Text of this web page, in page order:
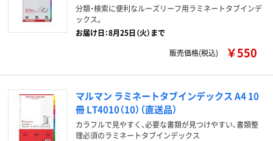
分類・検索に便利なルーズリーフ用ラミネートタブインデ
ックス。
お届け日：8月25日（火）まで
販売価格(税込)
￥550
マルマン ラミネートタブインデックス A4 10
冊 LT4010（10）（直送品）
カラフルで見やすく、必要な書類が見つけやすい、書類整
理必須のラミネートタブインデックス